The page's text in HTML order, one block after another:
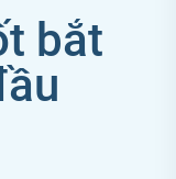
bắt